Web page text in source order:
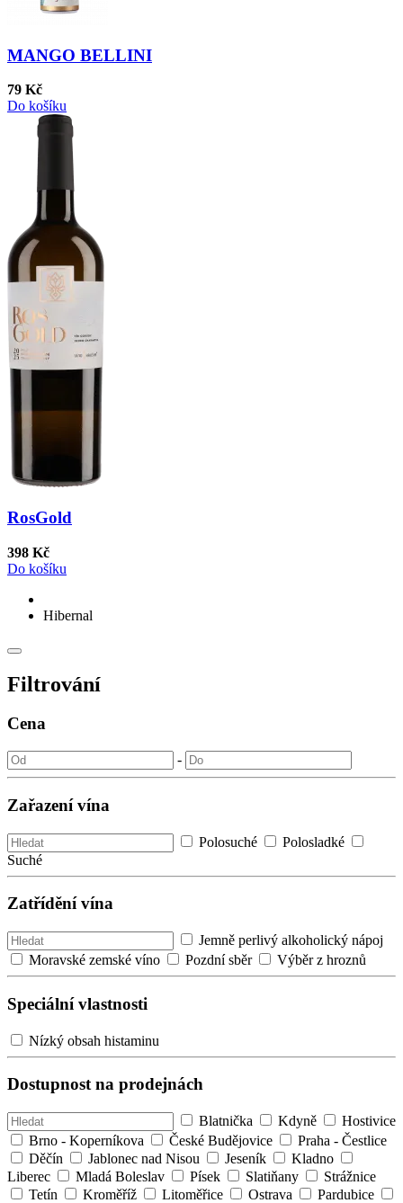
MANGO BELLINI
79 Kč
Do košíku
RosGold
398 Kč
Do košíku
Hibernal
Filtrování
Cena
-
Zařazení vína
Polosuché
Polosladké
Suché
Zatřídění vína
Jemně perlivý alkoholický nápoj
Moravské zemské víno
Pozdní sběr Výběr z hroznů
Speciální vlastnosti
Nízký obsah histaminu
Dostupnost na prodejnách
Blatnička Kdyně
Hostivice
Brno - Koperníkova
České Budějovice
Praha - Čestlice
Děčín
Jablonec nad Nisou Jeseník
Kladno
Liberec
Mladá Boleslav Písek Slatiňany
Strážnice
Tetín
Kroměříž Litoměřice Ostrava
Pardubice